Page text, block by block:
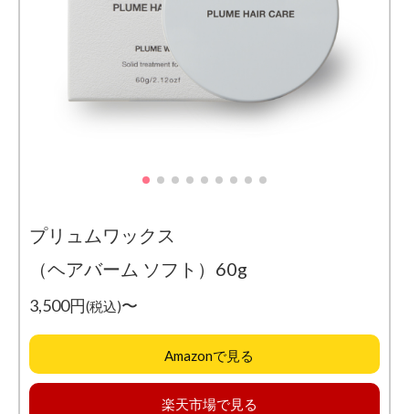
プリュムワックス
（ヘアバーム ソフト）60g
3,500円(税込)〜
Amazonで見る
楽天市場で見る